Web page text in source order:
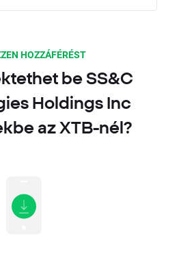
HOZZÁFÉRÉST
be SS&C
Holdings Inc
az XTB-nél?